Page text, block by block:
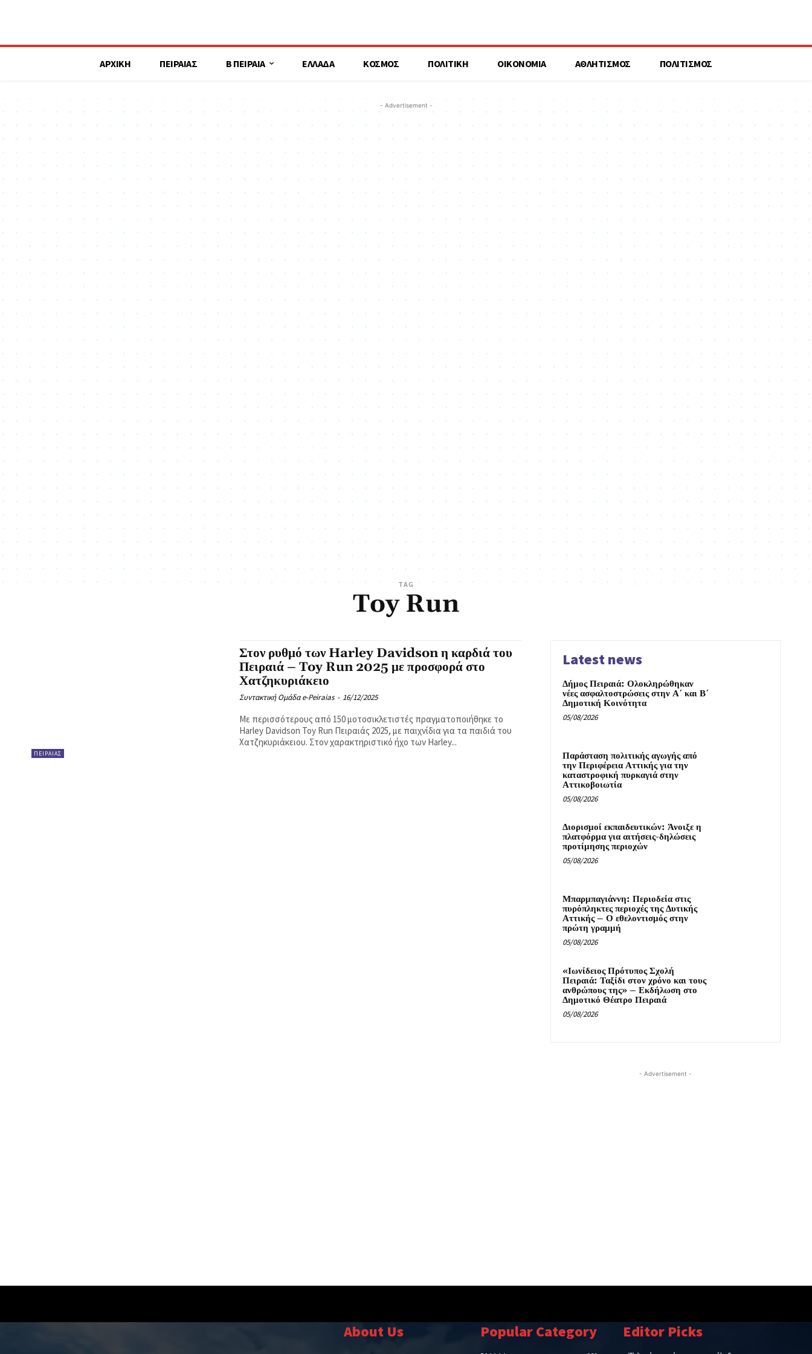
ΑΡΧΙΚΗ ΠΕΙΡΑΙΑΣ Β ΠΕΙΡΑΙΑ ΕΛΛΑΔΑ ΚΟΣΜΟΣ ΠΟΛΙΤΙΚΗ ΟΙΚΟΝΟΜΙΑ ΑΘΛΗΤΙΣΜΟΣ ΠΟΛΙΤΙΣΜΟΣ
- Advertisement -
TAG
Toy Run
ΠΕΙΡΑΙΑΣ
Στον ρυθμό των Harley Davidson η καρδιά του
Πειραιά – Toy Run 2025 με προσφορά στο
Χατζηκυριάκειο
Συντακτική Ομάδα e-Peiraias - 16/12/2025
Με περισσότερους από 150 μοτοσικλετιστές πραγματοποιήθηκε το
Harley Davidson Toy Run Πειραιάς 2025, με παιχνίδια για τα παιδιά του
Χατζηκυριάκειου. Στον χαρακτηριστικό ήχο των Harley...
Latest news
Δήμος Πειραιά: Ολοκληρώθηκαν
νέες ασφαλτοστρώσεις στην Α΄ και Β΄
Δημοτική Κοινότητα
05/08/2026
Παράσταση πολιτικής αγωγής από
την Περιφέρεια Αττικής για την
καταστροφική πυρκαγιά στην
Αττικοβοιωτία
05/08/2026
Διορισμοί εκπαιδευτικών: Άνοιξε η
πλατφόρμα για αιτήσεις-δηλώσεις
προτίμησης περιοχών
05/08/2026
Μπαρμπαγιάννη: Περιοδεία στις
πυρόπληκτες περιοχές της Δυτικής
Αττικής – Ο εθελοντισμός στην
πρώτη γραμμή
05/08/2026
«Ιωνίδειος Πρότυπος Σχολή
Πειραιά: Ταξίδι στον χρόνο και τους
ανθρώπους της» – Εκδήλωση στο
Δημοτικό Θέατρο Πειραιά
05/08/2026
- Advertisement -
About Us Popular Category Editor Picks